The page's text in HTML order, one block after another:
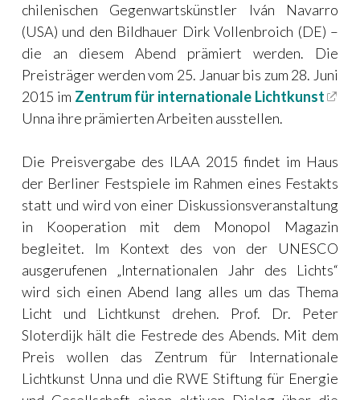
chilenischen Gegenwartskünstler Iván Navarro
(USA) und den Bildhauer Dirk Vollenbroich (DE) –
die an diesem Abend prämiert werden. Die
Preisträger werden vom 25. Januar bis zum 28. Juni
2015 im Zentrum für internationale Lichtkunst
Unna ihre prämierten Arbeiten ausstellen.
Die Preisvergabe des ILAA 2015 findet im Haus
der Berliner Festspiele im Rahmen eines Festakts
statt und wird von einer Diskussionsveranstaltung
in Kooperation mit dem Monopol Magazin
begleitet. Im Kontext des von der UNESCO
ausgerufenen „Internationalen Jahr des Lichts“
wird sich einen Abend lang alles um das Thema
Licht und Lichtkunst drehen. Prof. Dr. Peter
Sloterdijk hält die Festrede des Abends. Mit dem
Preis wollen das Zentrum für Internationale
Lichtkunst Unna und die RWE Stiftung für Energie